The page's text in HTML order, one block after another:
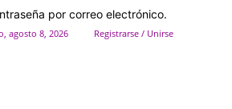
por correo electrónico.
agosto 8, 2026 Registrarse / Unirse